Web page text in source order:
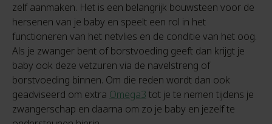
zelf aanmaken. Het is een belangrijk bouwsteen voor de
hersenen van je baby en speelt een rol in het
functioneren van het netvlies en de conditie van het oog.
Als je zwanger bent of borstvoeding geeft dan krijgt je
baby ook deze vetzuren via de navelstreng of
borstvoeding binnen. Om die reden wordt dan ook
geadviseerd om extra Omega3 tot je te nemen tijdens je
zwangerschap en daarna om zo je baby en jezelf te